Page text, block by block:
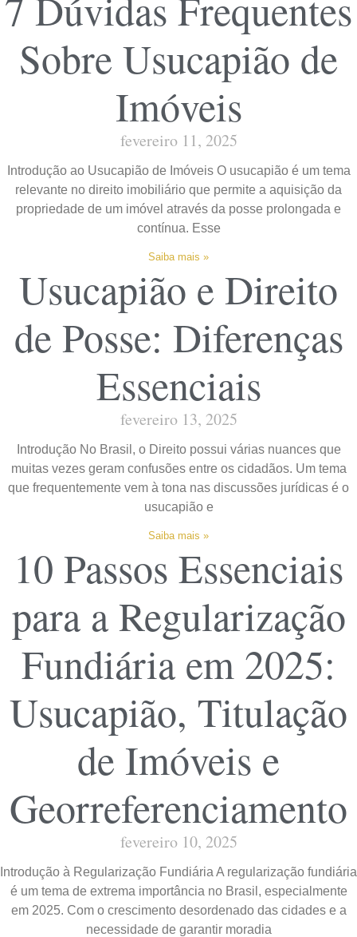
Sobre Usucapião de
Imóveis
fevereiro 11, 2025
Introdução ao Usucapião de Imóveis O usucapião é um tema
relevante no direito imobiliário que permite a aquisição da
propriedade de um imóvel através da posse prolongada e
contínua. Esse
Saiba mais »
Usucapião e Direito
de Posse: Diferenças
Essenciais
fevereiro 13, 2025
Introdução No Brasil, o Direito possui várias nuances que
muitas vezes geram confusões entre os cidadãos. Um tema
que frequentemente vem à tona nas discussões jurídicas é o
usucapião e
Saiba mais »
10 Passos Essenciais
para a Regularização
Fundiária em 2025:
Usucapião, Titulação
de Imóveis e
Georreferenciamento
fevereiro 10, 2025
Introdução à Regularização Fundiária A regularização fundiária
é um tema de extrema importância no Brasil, especialmente
em 2025. Com o crescimento desordenado das cidades e a
necessidade de garantir moradia